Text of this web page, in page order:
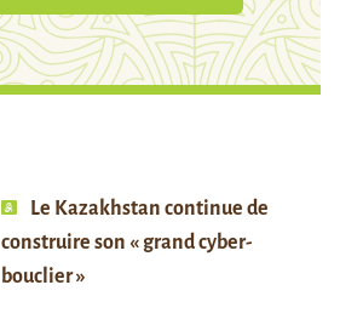
Le Kazakhstan continue de
construire son « grand cyber-
bouclier »